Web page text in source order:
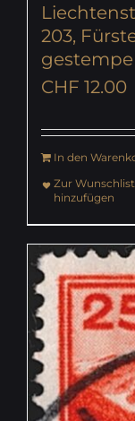
203,
CHF 12.00
In den
Zur
hinzufügen